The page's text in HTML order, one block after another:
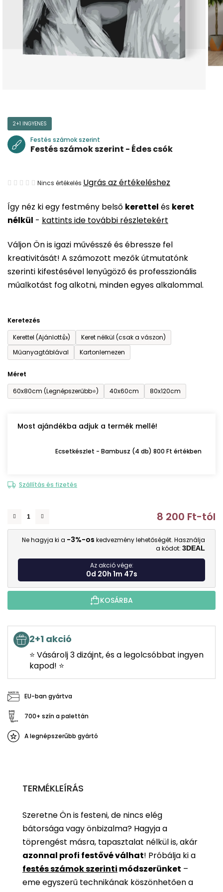
Így néz ki egy festmény belső kerettel és keret
nélkül - kattints ide további részletekért
Váljon Ön is igazi művésszé és ébressze fel
kreativitását! A számozott mezők útmutatónk
szerinti kifestésével lenyűgöző és professzionális
műalkotást fog alkotni, minden egyes alkalommal.
Keretezés
Kerettel (Ajánlott👍)
Keret nélkül (csak a vászon)
Műanyagtáblával
Kartonlemezen
Méret
60x80cm (Legnépszerűbb⭐)
40x60cm 80x120cm
Most ajándékba adjuk a termék mellé!
Ecsetkészlet - Bambusz (4 db) 800 Ft értékben
Szállítás és fizetés
8 200 Ft-tól
Ne hagyja ki a -3%-os kedvezmény lehetőségét. Használja
a kódot: 3DEAL
Az akció vége:
0d 20h 1m 47s
KOSÁRBA
2+1 akció
⭐ Vásárolj 3 dizájnt, és a legolcsóbbat ingyen
kapod! ⭐
EU-ban gyártva
700+ szín a palettán
A legnépszerűbb gyártó
2+1 INGYENES
Festés számok szerint
Festés számok szerint - Édes csók
A
átlagos
értékelése
ből
0,0
csillag.
Nincs értékelés Ugrás az értékeléshez
TERMÉKLEÍRÁS
Szeretne Ön is festeni, de nincs elég
bátorsága vagy önbizalma? Hagyja a
töprengést másra, tapasztalat nélkül is, akár
azonnal profi festővé válhat! Próbálja ki a
festés számok szerinti módszerünket –
eme egyszerű technikának köszönhetően a